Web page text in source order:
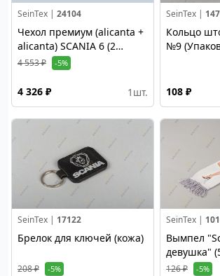
SeinTex | 24104
Чехол премиум (alicanta +
alicanta) SCANIA 6 (2
высоких сидения) от 2014г
S23 черная + серая
4 553 ₽ -5%
4 326 ₽ 1 шт.
SeinTex |
Кольцо
№9
108 ₽
SeinTex | 17122
Брелок для ключей (кожа)
208 ₽ -5%
SeinTex |
Вымпел
девушка"
бахрома
126 ₽ -5%